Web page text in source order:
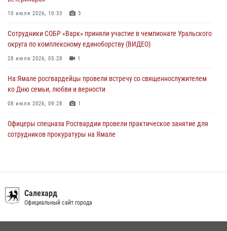
Акция «Каникулы с Росгвардией» продолжается на Ямале
10 июля 2026, 10:33 3
Сотрудники СОБР «Варк» приняли участие в чемпионате Уральского
округа по комплексному единоборству (ВИДЕО)
28 июля 2026, 05:28 1
На Ямале росгвардейцы провели встречу со священнослужителем
ко Дню семьи, любви и верности
08 июля 2026, 09:28 1
Офицеры спецназа Росгвардии провели практическое занятие для
сотрудников прокуратуры на Ямале
Сотрудники СОБР «Варк» повышают боевое мастерство на Ямале
Салехард
Официальный сайт города